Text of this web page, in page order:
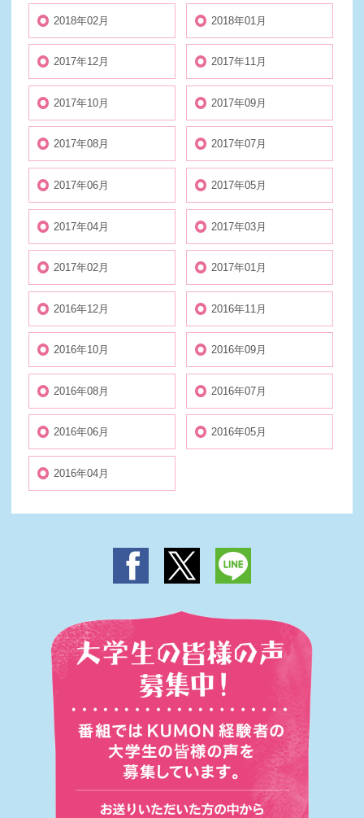
2018年02月 2018年01月
2017年12月 2017年11月
2017年10月 2017年09月
2017年08月 2017年07月
2017年06月 2017年05月
2017年04月 2017年03月
2017年02月 2017年01月
2016年12月 2016年11月
2016年10月 2016年09月
2016年08月 2016年07月
2016年06月 2016年05月
2016年04月